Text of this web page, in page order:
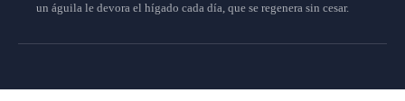
un águila le devora el hígado cada día, que se regenera sin cesar.